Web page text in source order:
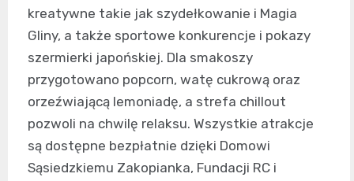
kreatywne takie jak szydełkowanie i Magia
Gliny, a także sportowe konkurencje i pokazy
szermierki japońskiej. Dla smakoszy
przygotowano popcorn, watę cukrową oraz
orzeźwiającą lemoniadę, a strefa chillout
pozwoli na chwilę relaksu. Wszystkie atrakcje
są dostępne bezpłatnie dzięki Domowi
Sąsiedzkiemu Zakopianka, Fundacji RC i